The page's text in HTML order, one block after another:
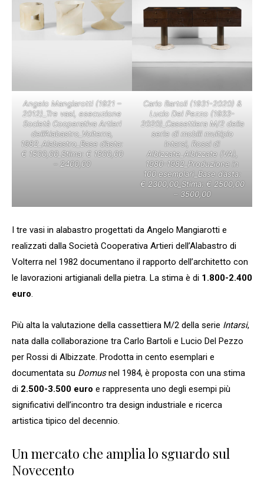
Angelo Mangiarotti (1921 –
2012)_Tre vasi, esecuzione
Società Cooperativa Artieri
dell’Alabastro_Volterra,
1982_Alabastro_Base d’asta:
€ 1500,00_Stima: € 1800,00
– 2400,00
Carlo Bartoli (1931-2020) &
Lucio Del Pezzo (1933-
2020)_Cassettiera M/2 della
serie di mobili multiplo
Intarsi, Rossi di
Albizzate_Albizzate (VA),
1980-1982_Produzione in
100 esemplari_Base d’asta:
€ 2300,00_Stima: € 2500,00
– 3500,00
I tre vasi in alabastro progettati da Angelo Mangiarotti e
realizzati dalla Società Cooperativa Artieri dell’Alabastro di
Volterra nel 1982 documentano il rapporto dell’architetto con
le lavorazioni artigianali della pietra. La stima è di 1.800-2.400
euro.
Più alta la valutazione della cassettiera M/2 della serie Intarsi,
nata dalla collaborazione tra Carlo Bartoli e Lucio Del Pezzo
per Rossi di Albizzate. Prodotta in cento esemplari e
documentata su Domusnel 1984, è proposta con una stima
di 2.500-3.500 euro e rappresenta uno degli esempi più
significativi dell’incontro tra design industriale e ricerca
artistica tipico del decennio.
Un mercato che amplia lo sguardo sul
Novecento